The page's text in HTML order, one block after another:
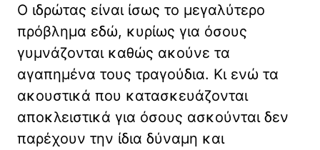
Ο ιδρώτας είναι ίσως το μεγαλύτερο
πρόβλημα εδώ, κυρίως για όσους
γυμνάζονται καθώς ακούνε τα
αγαπημένα τους τραγούδια. Κι ενώ τα
ακουστικά που κατασκευάζονται
αποκλειστικά για όσους ασκούνται δεν
παρέχουν την ίδια δύναμη και